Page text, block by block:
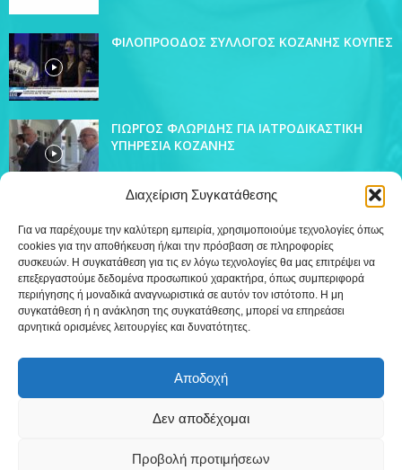
Διαχείριση Συγκατάθεσης
Για να παρέχουμε την καλύτερη εμπειρία, χρησιμοποιούμε τεχνολογίες όπως
cookies για την αποθήκευση ή/και την πρόσβαση σε πληροφορίες
συσκευών. Η συγκατάθεση για τις εν λόγω τεχνολογίες θα μας επιτρέψει να
επεξεργαστούμε δεδομένα προσωπικού χαρακτήρα, όπως συμπεριφορά
περιήγησης ή μοναδικά αναγνωριστικά σε αυτόν τον ιστότοπο. Η μη
συγκατάθεση ή η ανάκληση της συγκατάθεσης, μπορεί να επηρεάσει
αρνητικά ορισμένες λειτουργίες και δυνατότητες.
Αποδοχή
Δεν αποδέχομαι
Προβολή προτιμήσεων
ΦΙΛΟΠΡΟΟΔΟΣ ΣΥΛΛΟΓΟΣ ΚΟΖΑΝΗΣ ΚΟΥΠΕΣ
ΓΙΩΡΓΟΣ ΦΛΩΡΙΔΗΣ ΓΙΑ ΙΑΤΡΟΔΙΚΑΣΤΙΚΗ
ΥΠΗΡΕΣΙΑ ΚΟΖΑΝΗΣ
ΔΗΜΟΦΙΛΗ ΚΑΤΗΓΟΡΙΑ
Ειδήσεις
Εκπομπές
Τοπικά
Συνεντεύξεις 12